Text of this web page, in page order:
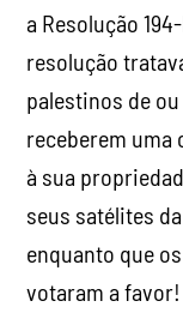
a Resolução
resolução
palestinos de
receberem uma
à sua
seus satélites
enquanto que
votaram a favor!